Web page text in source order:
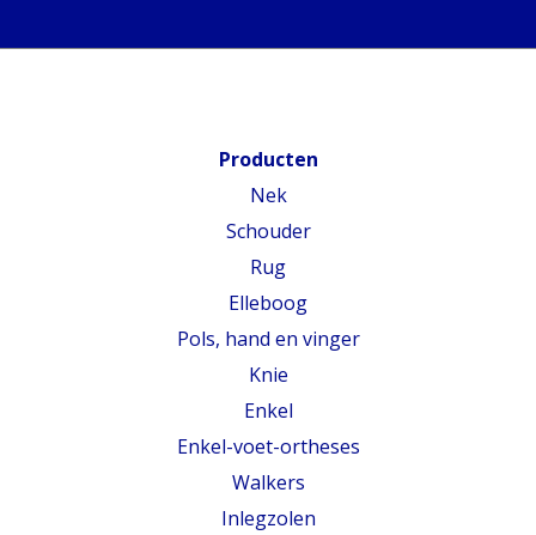
Producten
Nek
Schouder
Rug
Elleboog
Pols, hand en vinger
Knie
Enkel
Enkel-voet-ortheses
Walkers
Inlegzolen